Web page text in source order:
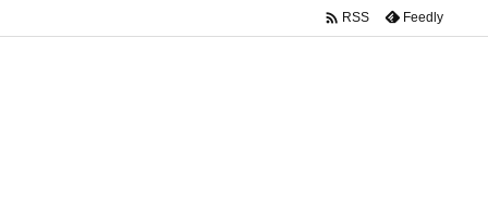
 RSS Feedly